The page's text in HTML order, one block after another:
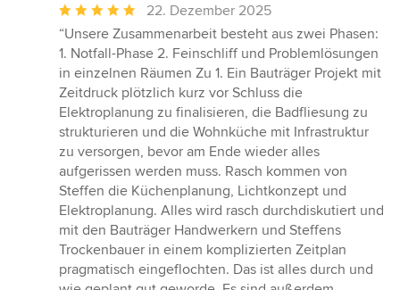
Durchschnittliche
Bewertung:
5
von
5
Sternen
22. Dezember 2025
“Unsere Zusammenarbeit besteht aus zwei Phasen:
1. Notfall-Phase 2. Feinschliff und Problemlösungen
in einzelnen Räumen Zu 1. Ein Bauträger Projekt mit
Zeitdruck plötzlich kurz vor Schluss die
Elektroplanung zu finalisieren, die Badfliesung zu
strukturieren und die Wohnküche mit Infrastruktur
zu versorgen, bevor am Ende wieder alles
aufgerissen werden muss. Rasch kommen von
Steffen die Küchenplanung, Lichtkonzept und
Elektroplanung. Alles wird rasch durchdiskutiert und
mit den Bauträger Handwerkern und Steffens
Trockenbauer in einem komplizierten Zeitplan
pragmatisch eingeflochten. Das ist alles durch und